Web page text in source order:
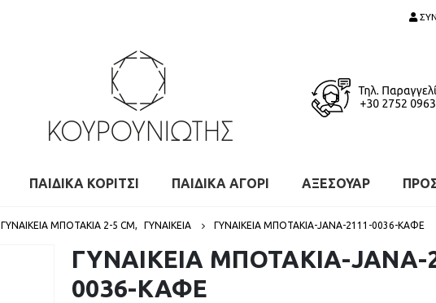
ΠΑΙΔΙΚΑ ΚΟΡΙΤΣΙ ΠΑΙΔΙΚΑ ΑΓΟΡΙ ΑΞΕΣΟΥΑΡ
ΓΥΝΑΙΚΕΊΑ ΜΠΟΤΆΚΙΑ 2-5 CM, ΓΥΝΑΙΚΕΙΑ ΓΥΝΑΙΚΕΙΑ ΜΠΟΤΑΚΙΑ-JANA-2111-0036-ΚΑΦΕ
ΓΥΝΑΙΚΕΙΑ ΜΠΟΤΑΚΙΑ-JANA-
0036-ΚΑΦΕ